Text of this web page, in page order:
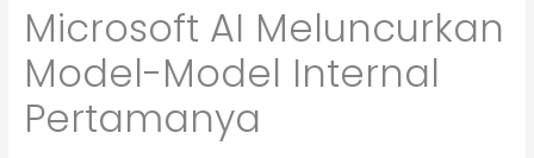
Microsoft AI Meluncurkan
Model-Model Internal
Pertamanya